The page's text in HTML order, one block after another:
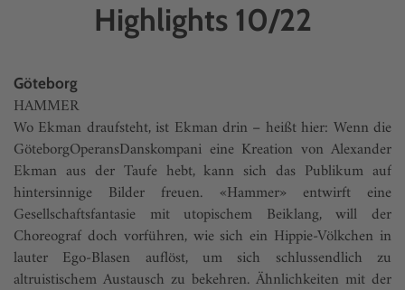
Highlights 10/22
Göteborg
HAMMER
Wo Ekman draufsteht, ist Ekman drin – heißt hier: Wenn die
GöteborgOperansDanskompani eine Kreation von Alexander
Ekman aus der Taufe hebt, kann sich das Publikum auf
hintersinnige Bilder freuen. «Hammer» entwirft eine
Gesellschaftsfantasie mit utopischem Beiklang, will der
Choreograf doch vorführen, wie sich ein Hippie-Völkchen in
lauter Ego-Blasen auflöst, um sich schlussendlich zu
altruistischem Austausch zu bekehren. Ähnlichkeiten mit der